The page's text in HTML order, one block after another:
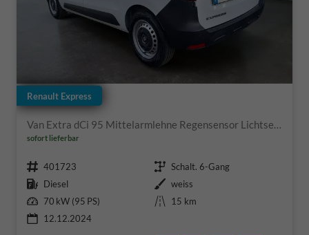
Renault Express
Van Extra dCi 95 Mittelarmlehne Regensensor Lichtsensor Einparkhilfe Nebenscheinwerfer Tempomat Laderaumboden
sofort lieferbar
Fahrzeugnr. 401723 Getriebe Schalt. 6-Gang
Kraftstoff Diesel Außenfarbe weiss
Leistung 70 kW (95 PS) Kilometerstand
15 km
12.12.2024